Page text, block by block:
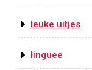
leuke uitjes
linguee